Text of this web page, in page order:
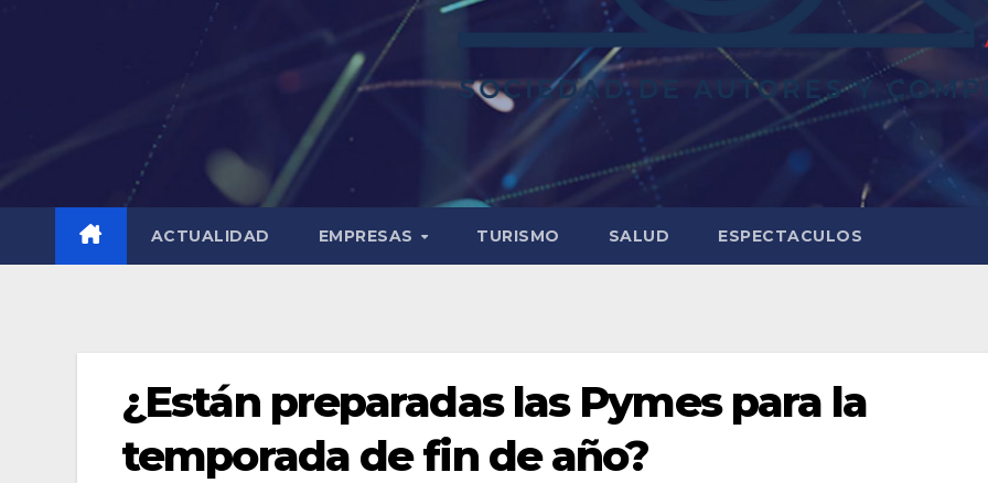
ACTUALIDAD EMPRESAS TURISMO SALUD ESPECTACULOS
¿Están preparadas las Pymes para la
temporada de fin de año?